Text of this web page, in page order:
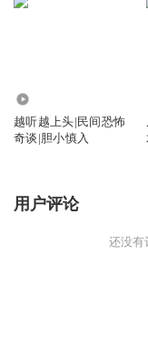
越听越上头|民间恐怖
奇谈|胆小慎入
用户评论
还没有